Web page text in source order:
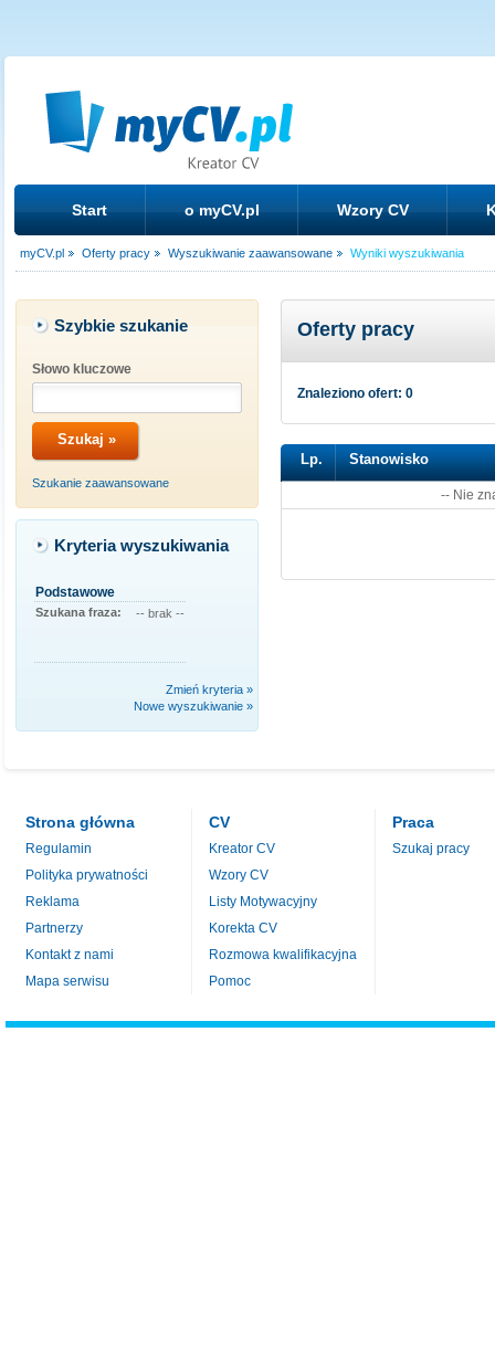
Start o myCV.pl Wzory CV
myCV.pl Oferty pracy Wyszukiwanie zaawansowane Wyniki wyszukiwania
Szybkie szukanie
Słowo kluczowe
Szukanie zaawansowane
Kryteria wyszukiwania
Podstawowe
Szukana fraza: -- brak --
Zmień kryteria »
Nowe wyszukiwanie »
Oferty pracy
Znaleziono ofert: 0
Lp. Stanowisko
-- Nie
Strona główna
Regulamin
Polityka prywatności
Reklama
Partnerzy
Kontakt z nami
Mapa serwisu
CV
Kreator CV
Wzory CV
Listy Motywacyjny
Korekta CV
Rozmowa kwalifikacyjna
Pomoc
Praca
Szukaj pracy